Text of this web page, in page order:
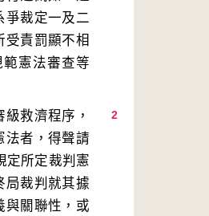
爭裁定一及二
責罰顯不相
憲法審查等
2
救濟程序，
法者，得聲請
定所定裁判憲
局裁判就其據
與關聯性，或